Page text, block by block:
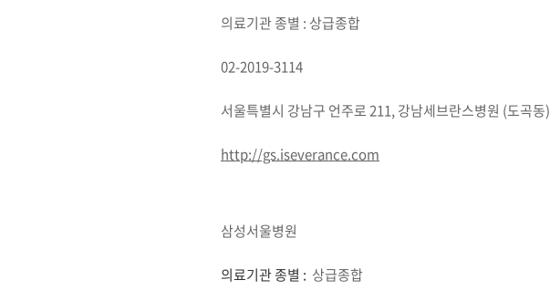
의료기관 종별 : 상급종합
02-2019-3114
서울특별시 강남구 언주로 211, 강남세브란스병원 (도곡동)
http://gs.iseverance.com
삼성서울병원
의료기관 종별 : 상급종합